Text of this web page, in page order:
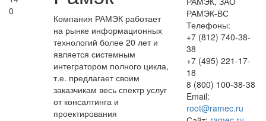
0
Компания РАМЭК работает
на рынке информационных
технологий более 20 лет и
является системным
интегратором полного цикла,
т.е. предлагает своим
заказчикам весь спектр услуг
от консалтинга и
проектирования
РАМЭК-ВС
Телефоны:
+7 (812) 740-38-
38
+7 (495) 221-17-
18
8 (800) 100-38-38
Email:
root@ramec.ru